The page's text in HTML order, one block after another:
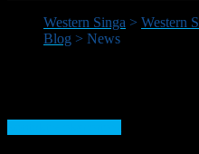
Western Singa > Western
Blog > News